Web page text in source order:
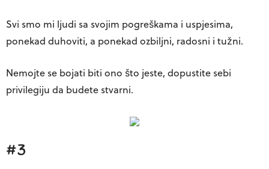
Svi smo mi ljudi sa svojim pogreškama i uspjesima,
ponekad duhoviti, a ponekad ozbiljni, radosni i tužni.
Nemojte se bojati biti ono što jeste, dopustite sebi
privilegiju da budete stvarni.
#3